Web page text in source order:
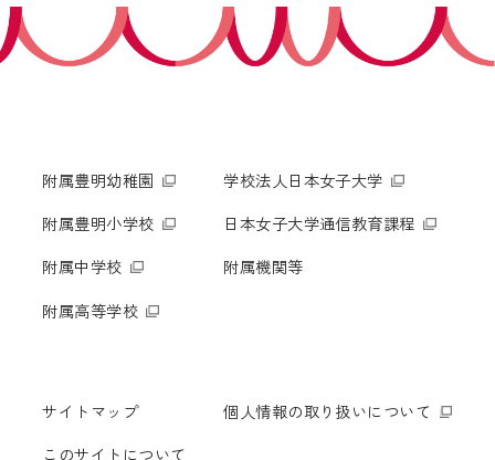
附属豊明幼稚園
附属豊明小学校
附属中学校
附属高等学校
学校法人日本女子大学
日本女子大学通信教育課程
附属機関等
サイトマップ
このサイトについて
個人情報の取り扱いについて